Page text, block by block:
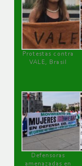
Protestas contra
VALE, Brasil
Defensoras
amenazadas en